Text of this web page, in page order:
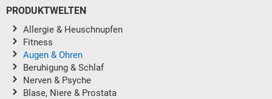
PRODUKTWELTEN
Allergie & Heuschnupfen
Fitness
Augen & Ohren
Beruhigung & Schlaf
Nerven & Psyche
Blase, Niere & Prostata